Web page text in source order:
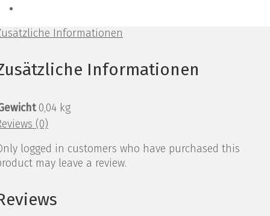
Informationen
Informationen
0,04 kg
(0)
logged in customers who have purchased this
may leave a review.